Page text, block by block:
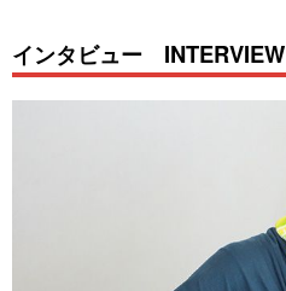
インタビュー INTERVIEW